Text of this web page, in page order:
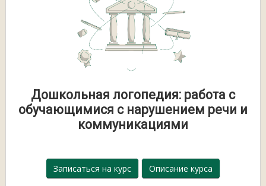
Дошкольная логопедия: работа с
обучающимися с нарушением речи и
коммуникациями
Записаться на курс Описание курса